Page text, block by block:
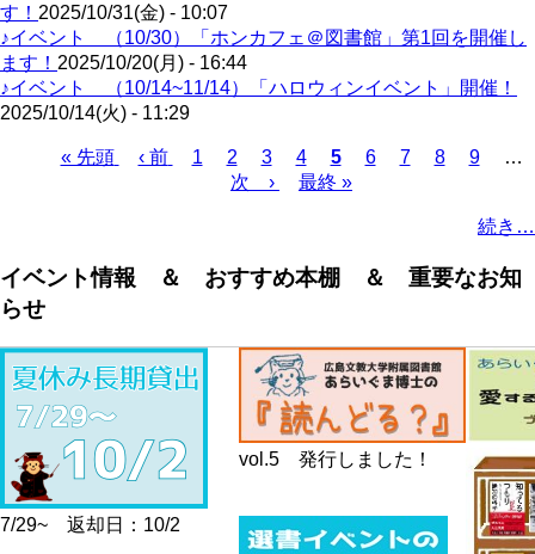
す！ 2025/10/31(金) - 10:07
♪イベント （10/30）「ホンカフェ＠図書館」第1回を開催し
ます！ 2025/10/20(月) - 16:44
♪イベント （10/14~11/14）「ハロウィンイベント」開催！
2025/10/14(火) - 11:29
First
« 先頭
Previous
‹ 前 Page
1 Page
2 Page
3 Page
4
Current
page
5 Page
6 Page
7 Page
8 Page
9
…
Next
次 ›
Last
最終 »
続き…
イベント情報 ＆ おすすめ本棚 ＆ 重要なお知
らせ
7/29~ 返却日：10/2
vol.5 発行しました！